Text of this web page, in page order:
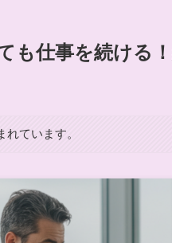
も仕事を続ける
ています。